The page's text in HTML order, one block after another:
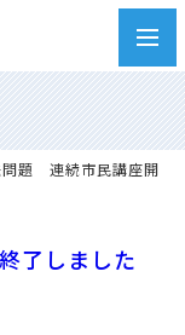
題 連続市民講座開
了しました